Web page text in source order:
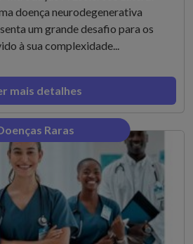
doença neurodegenerativa
um grande desafio para os
à sua complexidade...
mais detalhes
Raras